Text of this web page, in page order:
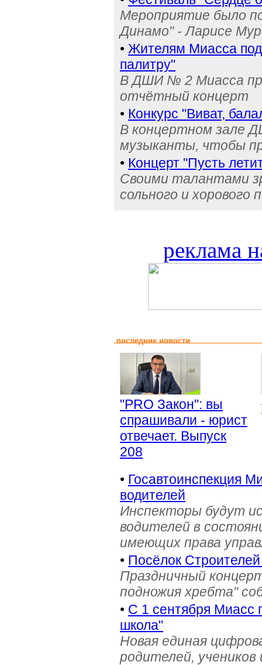
Мероприятие было
Динамо" - Ларисе
• Жителям Миасса
палитру"
В ДШИ № 2 Миасса
отчётный концерт
• Конкурс "Виват,
В концертном зале
музыканты, чтобы
• Концерт "Пусть
Своими талантами
сольного и
реклама
последние новости
"PRO Закон": вы
спрашивали - юрист
отвечает. Выпуск
208
• Госавтоинспекция
водителей
Инспекторы будут
водителей в
имеющих права
• Посёлок
Праздничный
подножия хребта"
• С 1 сентября Миасс
школа"
Новая единая
родителей, учеников